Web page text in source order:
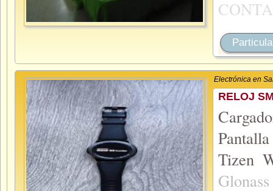
Electrónica en
RELOJ
Tizen
Glonass